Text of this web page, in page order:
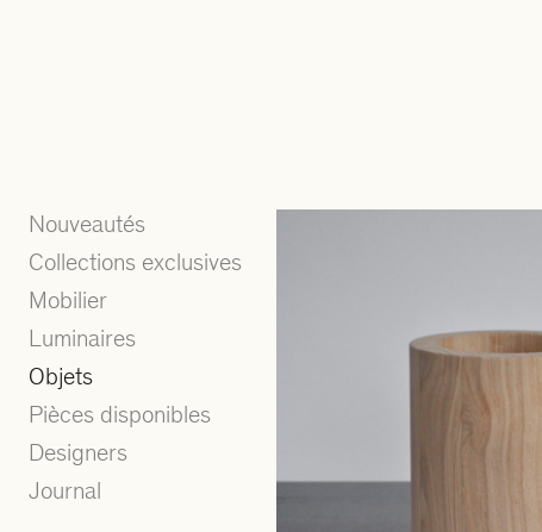
Nouveautés
Collections exclusives
Mobilier
Luminaires
Objets
Pièces disponibles
Designers
Journal